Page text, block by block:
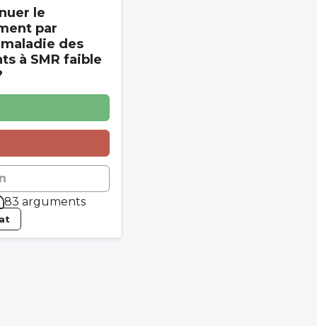
le
par
des
à SMR faible
83 arguments